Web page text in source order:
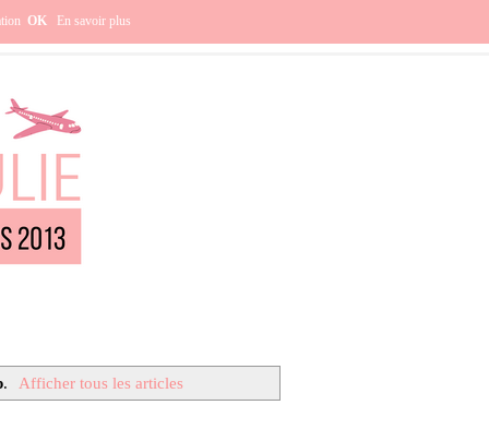
?
. Afficher tous les articles
OK En savoir plus